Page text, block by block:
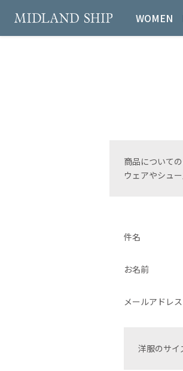
WOMEN
商品について
ウェアやシュ
件名
お名前
メールアドレス
洋服のサイ